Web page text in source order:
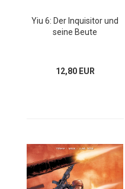
Yiu 6: Der Inquisitor und
seine Beute
12,80 EUR